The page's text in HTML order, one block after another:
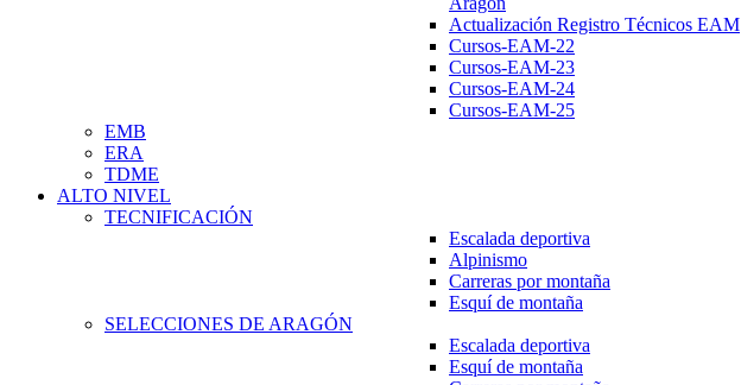
Actualización Registro Técnicos EAM
Cursos-EAM-22
Cursos-EAM-23
Cursos-EAM-24
Cursos-EAM-25
EMB
ERA
TDME
ALTO NIVEL
TECNIFICACIÓN
Escalada deportiva
Alpinismo
Carreras por montaña
Esquí de montaña
SELECCIONES DE ARAGÓN
Escalada deportiva
Esquí de montaña